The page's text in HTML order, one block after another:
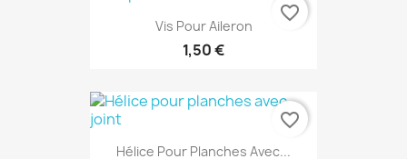
Vis Pour Aileron
1,50 €
favorite_border
Hélice Pour Planches Avec...
favorite_border